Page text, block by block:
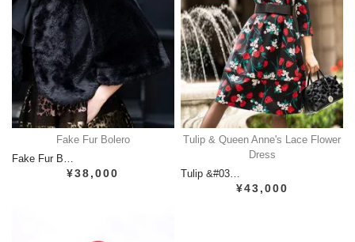
Fake Fur Bolero
Fake Fur B…
¥38,000
Tulip & Queen Anne's Lace Flower
Dress
Tulip &#03…
¥43,000